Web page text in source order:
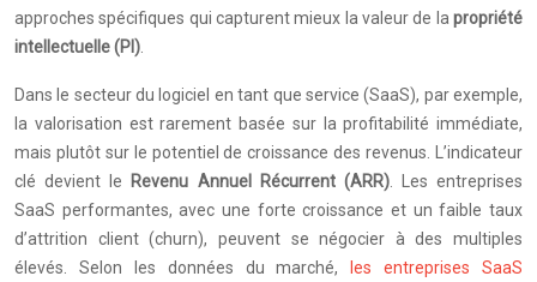
approches spécifiques qui capturent mieux la valeur de la propriété
intellectuelle (PI)
Dans le secteur du logiciel en tant que service (SaaS), par exemple,
la valorisation est rarement basée sur la profitabilité immédiate,
mais plutôt sur le potentiel de croissance des revenus. L’indicateur
clé devient le
Revenu Annuel Récurrent (ARR). Les entreprises
SaaS performantes, avec une forte croissance et un faible taux
d’attrition client (churn), peuvent se négocier à des multiples
élevés. Selon les données du marché,
les entreprises SaaS